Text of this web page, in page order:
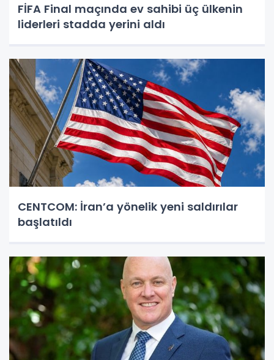
FİFA Final maçında ev sahibi üç ülkenin
liderleri stadda yerini aldı
CENTCOM: İran’a yönelik yeni saldırılar
başlatıldı